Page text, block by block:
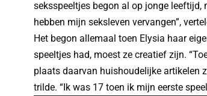
seksspeeltjes begon al op jonge leeftijd,
hebben mijn seksleven vervangen”,
Het begon allemaal toen Elysia haar
speeltjes had, moest ze creatief zijn.
plaats daarvan huishoudelijke artikelen
trilde. “Ik was 17 toen ik mijn eerste